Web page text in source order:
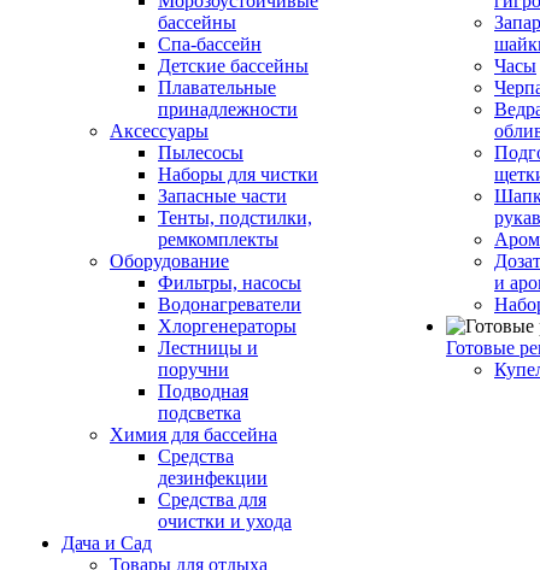
бассейны
Спа-бассейн
Детские бассейны
Плавательные
принадлежности
Аксессуары
Пылесосы
Наборы для чистки
Запасные части
Тенты, подстилки,
ремкомплекты
Оборудование
Фильтры, насосы
Водонагреватели
Хлоргенераторы
Лестницы и
поручни
Подводная
подсветка
Химия для бассейна
Средства
дезинфекции
Средства для
очистки и ухода
Дача и Сад
Товары для отдыха
Часы
и
Готовые